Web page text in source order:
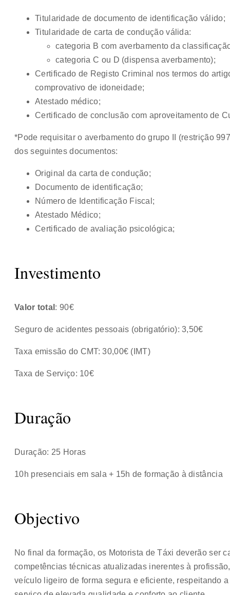
Titularidade de documento de identificação válido;
Titularidade de carta de condução válida:
categoria B com averbamento da
categoria C ou D (dispensa averbamento);
Certificado de Registo Criminal nos termos do
comprovativo de idoneidade;
Atestado médico;
Certificado de conclusão com aproveitamento de
*Pode requisitar o averbamento do grupo II (restrição
dos seguintes documentos:
Original da carta de condução;
Documento de identificação;
Número de Identificação Fiscal;
Atestado Médico;
Certificado de avaliação psicológica;
Investimento
Valor total : 90€
Seguro de acidentes pessoais (obrigatório): 3,50€
Taxa emissão do CMT: 30,00€ (IMT)
Taxa de Serviço: 10€
Duração
Duração: 25 Horas
10h presenciais em sala + 15h de formação à distância
Objectivo
No final da formação, os Motorista de Táxi deverão ser
competências técnicas atualizadas inerentes à
veículo ligeiro de forma segura e eficiente, respeitando